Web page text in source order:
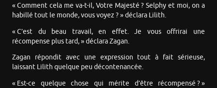
« Comment cela me va-t-il, Votre Majesté ? Selphy et moi, on a
habillé tout le monde, vous voyez ? » déclara Lilith.
« C’est du beau travail, en effet. Je vous offrirai une
récompense plus tard, » déclara Zagan.
Zagan répondit avec une expression tout à fait sérieuse,
laissant Lilith quelque peu décontenancée.
« Est-ce quelque chose qui mérite d’être récompensé ? »